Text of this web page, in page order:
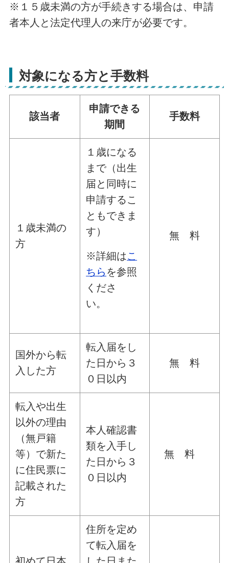
※１５歳未満の方が手続きする場合は、申請
者本人と法定代理人の来庁が必要です。
対象になる方と手数料
該当者
申請できる
期間
手数料
１歳未満の
方
１歳になる
まで（出生
届と同時に
申請するこ
ともできま
す）
※詳細はこ
ちら を参照
くださ
い。
無 料
国外から転
入した方
転入届をし
た日から３
０日以内
無 料
転入や出生
以外の理由
（無戸籍
等）で新た
に住民票に
記載された
方
本人確認書
類を入手し
た日から３
０日以内
無 料
住所を定め
て転入届を